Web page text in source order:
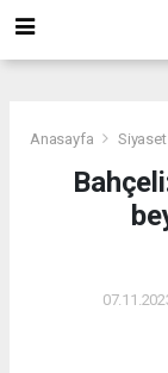
Anasayfa Siyaset